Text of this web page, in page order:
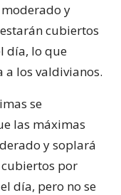
moderado y
cubiertos
día, lo que
los valdivianos.
se
las máximas
y soplará
cubiertos por
día, pero no se